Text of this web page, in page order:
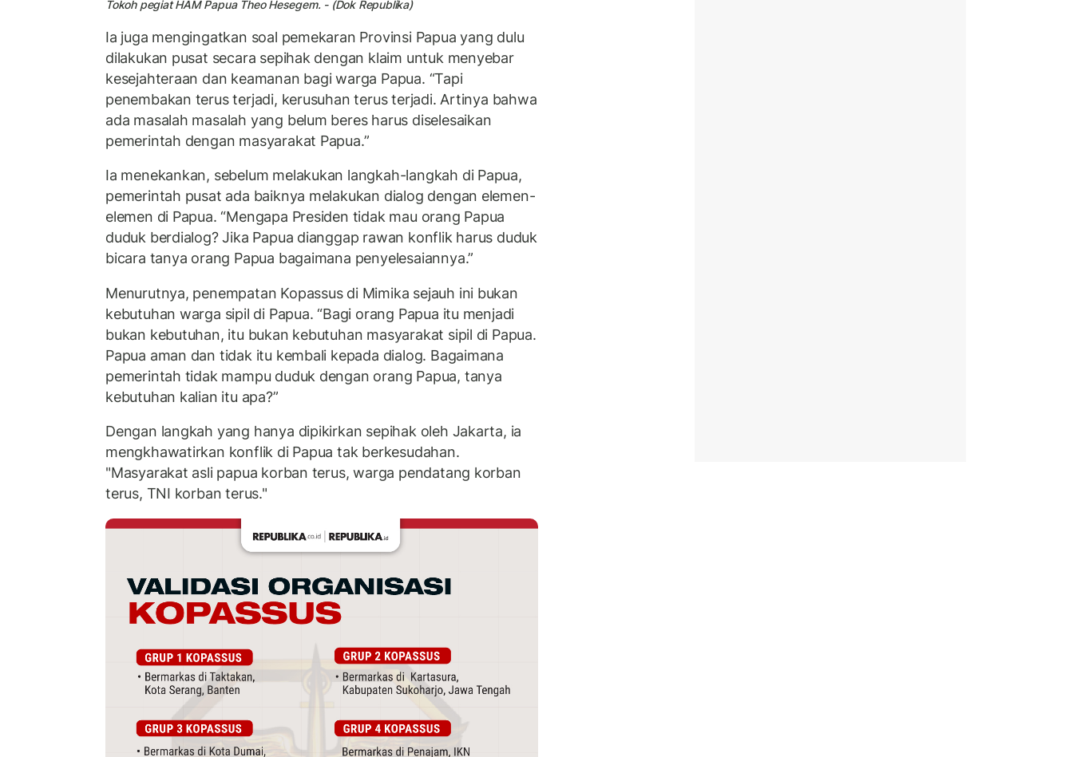
Tokoh pegiat HAM Papua Theo Hesegem. - (Dok Republika)
Ia juga mengingatkan soal pemekaran Provinsi Papua yang dulu
dilakukan pusat secara sepihak dengan klaim untuk menyebar
kesejahteraan dan keamanan bagi warga Papua. “Tapi
penembakan terus terjadi, kerusuhan terus terjadi. Artinya bahwa
ada masalah masalah yang belum beres harus diselesaikan
pemerintah dengan masyarakat Papua.”
Ia menekankan, sebelum melakukan langkah-langkah di Papua,
pemerintah pusat ada baiknya melakukan dialog dengan elemen-
elemen di Papua. “Mengapa Presiden tidak mau orang Papua
duduk berdialog? Jika Papua dianggap rawan konflik harus duduk
bicara tanya orang Papua bagaimana penyelesaiannya.”
Menurutnya, penempatan Kopassus di Mimika sejauh ini bukan
kebutuhan warga sipil di Papua. “Bagi orang Papua itu menjadi
bukan kebutuhan, itu bukan kebutuhan masyarakat sipil di Papua.
Papua aman dan tidak itu kembali kepada dialog. Bagaimana
pemerintah tidak mampu duduk dengan orang Papua, tanya
kebutuhan kalian itu apa?”
Dengan langkah yang hanya dipikirkan sepihak oleh Jakarta, ia
mengkhawatirkan konflik di Papua tak berkesudahan.
"Masyarakat asli papua korban terus, warga pendatang korban
terus, TNI korban terus."